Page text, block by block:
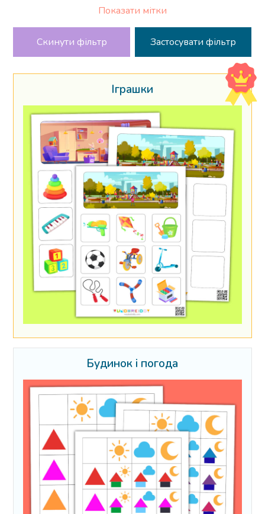
Показати мітки
Скинути фільтр
Іграшки
Будинок і погода